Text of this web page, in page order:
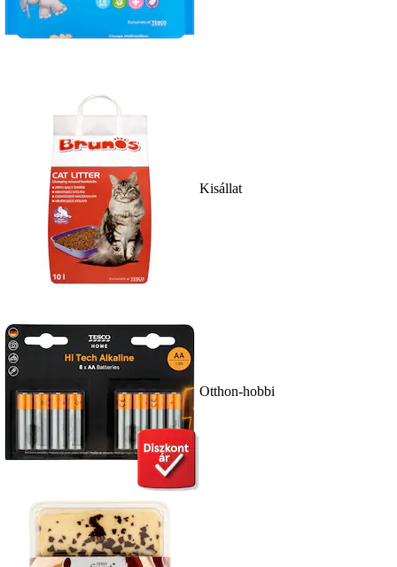
Kisállat
Otthon-hobbi